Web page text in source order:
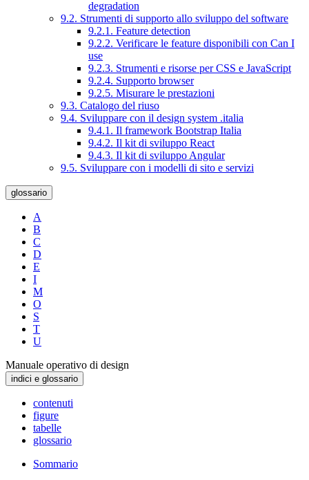
degradation
9.2. Strumenti di supporto allo sviluppo del software
9.2.1. Feature detection
9.2.2. Verificare le feature disponibili con Can I
use
9.2.3. Strumenti e risorse per CSS e JavaScript
9.2.4. Supporto browser
9.2.5. Misurare le prestazioni
9.3. Catalogo del riuso
9.4. Sviluppare con il design system .italia
9.4.1. Il framework Bootstrap Italia
9.4.2. Il kit di sviluppo React
9.4.3. Il kit di sviluppo Angular
9.5. Sviluppare con i modelli di sito e servizi
glossario
A
B
C
D
E
I
M
O
S
T
U
Manuale operativo di design
indici e glossario
contenuti
figure
tabelle
glossario
Sommario